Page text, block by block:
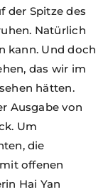
der Spitze des
Natürlich
kann. Und doch
das wir im
hätten.
Ausgabe von
Um
die
offenen
Hai Yan